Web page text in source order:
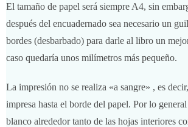
El tamaño de papel será siempre A4, sin
después del encuadernado sea necesario un
bordes (desbarbado) para darle al libro un
caso quedaría unos milímetros más pequeño.
La impresión no se realiza «a sangre» , es
impresa hasta el borde del papel. Por lo
blanco alrededor tanto de las hojas interiores